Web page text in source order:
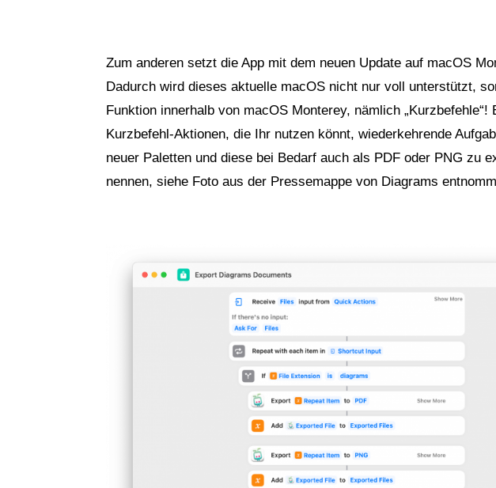
Zum anderen setzt die App mit dem neuen Update auf macOS
Dadurch wird dieses aktuelle macOS nicht nur voll unterstützt,
Funktion innerhalb von macOS Monterey, nämlich
Kurzbefehl-Aktionen, die Ihr nutzen könnt, wiederkehrende
neuer Paletten und diese bei Bedarf auch als PDF oder PNG zu
nennen, siehe Foto aus der Pressemappe von Diagrams